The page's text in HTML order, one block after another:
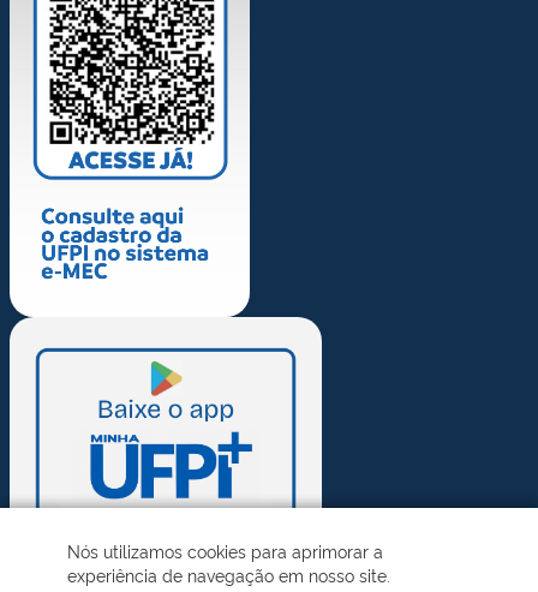
Nós utilizamos cookies para aprimorar a
experiência de navegação em nosso site.